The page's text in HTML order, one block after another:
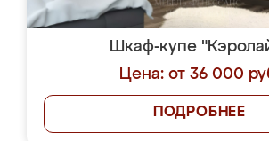
Шкаф-купе
Цена: от 36 000
ПОДРОБНЕЕ